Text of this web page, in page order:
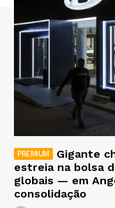
Gigante
estreia na bolsa
globais — em
consolidação